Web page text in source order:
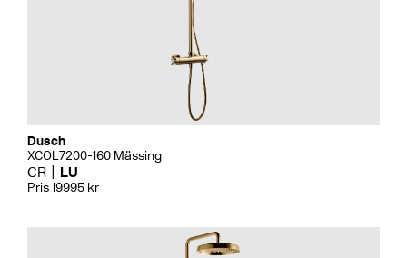
Dusch
XCOL7200-160 Mässing
CR LU
Pris 19995 kr